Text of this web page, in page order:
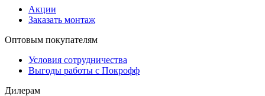
Акции
Заказать монтаж
Оптовым покупателям
Условия сотрудничества
Выгоды работы с Покрофф
Дилерам